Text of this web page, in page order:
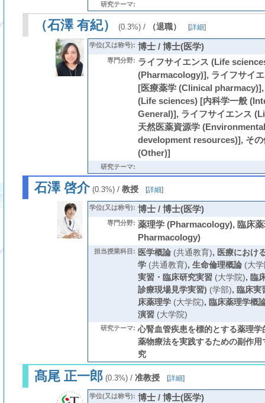
研究テーマ:
（石澤 有紀） (0.3%)/ （退職） [詳細]
学位(又は称号): 博士 / 博士(医学)
専門分野: ライフサイエンス (Life
(Pharmacology)], ライフサイ
[医療薬学 (Clinical
(Life sciences) [内科学一般
General)], ライフサイエンス
天然医薬資源学
development resources)], そ
(Other)]
研究テーマ:
石澤 啓介(0.3%)/ 教授 [詳細]
学位(又は称号): 博士 / 博士(医学)
専門分野: 薬理学 (Pharmacology), 臨床
Pharmacology)
担当授業科目: 医学概論(共通教育), 医療におけ
学(共通教育), 生命倫理概論(大学
実習・臨床研究実習(大学院), 臨
診療現場見学実習) (学部), 臨床実
床薬理学(大学院), 臨床薬理学概
演習(大学院)
研究テーマ: 心腎血管疾患を標的とする薬理
薬物療法を実践するための副作
究
髙尾 正一郎(0.3%)/ 准教授 [詳細]
学位(又は称号): 博士 / 博士(医学)